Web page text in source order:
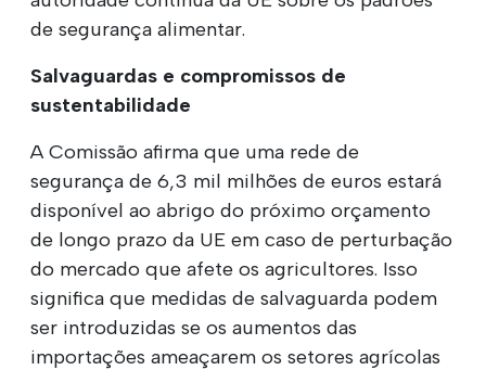
de segurança alimentar.
Salvaguardas e compromissos de
sustentabilidade
A Comissão afirma que uma rede de
segurança de 6,3 mil milhões de euros estará
disponível ao abrigo do próximo orçamento
de longo prazo da UE em caso de perturbação
do mercado que afete os agricultores. Isso
significa que medidas de salvaguarda podem
ser introduzidas se os aumentos das
importações ameaçarem os setores agrícolas